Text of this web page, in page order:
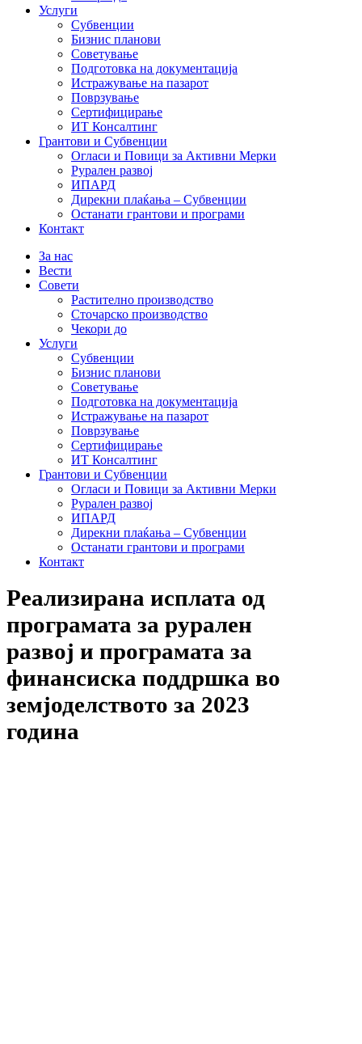
Услуги
Субвенции
Бизнис планови
Советување
Подготовка на документација
Истражување на пазарот
Поврзување
Сертифицирање
ИТ Консалтинг
Грантови и Субвенции
Огласи и Повици за Активни Мерки
Рурален развој
ИПАРД
Дирекни плаќања – Субвенции
Останати грантови и програми
Контакт
За нас
Вести
Совети
Растително производство
Сточарско производство
Чекори до
Услуги
Субвенции
Бизнис планови
Советување
Подготовка на документација
Истражување на пазарот
Поврзување
Сертифицирање
ИТ Консалтинг
Грантови и Субвенции
Огласи и Повици за Активни Мерки
Рурален развој
ИПАРД
Дирекни плаќања – Субвенции
Останати грантови и програми
Контакт
Реализирана исплата од
програмата за рурален
развој и програмата за
финансиска поддршка во
земјоделството за 2023
година